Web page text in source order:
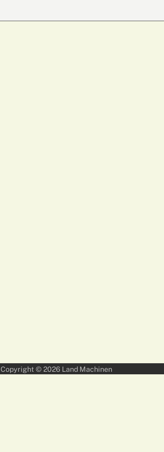
Copyright © 2026 Land Machinen